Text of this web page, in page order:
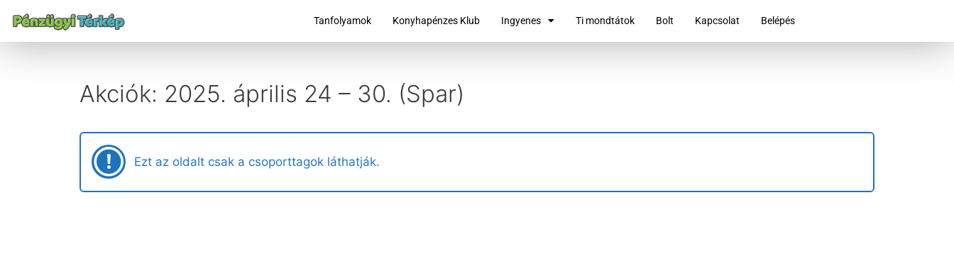
Tanfolyamok Konyhapénzes Klub Ingyenes Ti mondtátok Bolt Kapcsolat Belépés
Akciók: 2025. április 24 – 30. (Spar)
Ezt az oldalt csak a csoporttagok láthatják.